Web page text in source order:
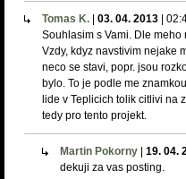
Tomas K. 03. 04. 2013
Souhlasim s Vami. Dle
Vzdy, kdyz navstivim nejake
neco se stavi, popr. jsou
bylo. To je podle me
lide v Teplicich tolik citlivi na
tedy pro tento projekt.
Martin Pokorny 19. 04.
dekuji za vas posting.